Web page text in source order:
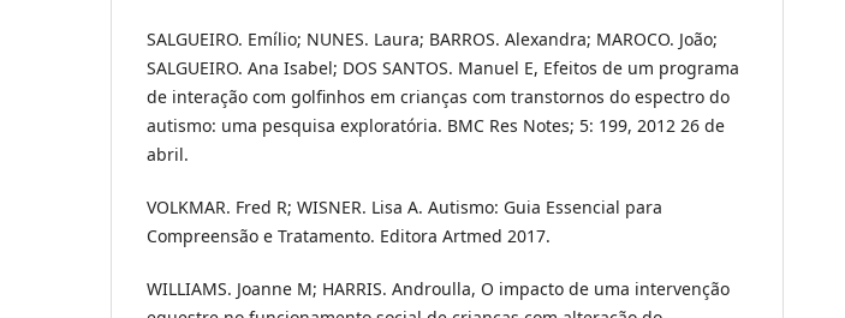
SALGUEIRO. Emílio; NUNES. Laura; BARROS. Alexandra; MAROCO. João;
SALGUEIRO. Ana Isabel; DOS SANTOS. Manuel E, Efeitos de um programa
de interação com golfinhos em crianças com transtornos do espectro do
autismo: uma pesquisa exploratória. BMC Res Notes; 5: 199, 2012 26 de
abril.
VOLKMAR. Fred R; WISNER. Lisa A. Autismo: Guia Essencial para
Compreensão e Tratamento. Editora Artmed 2017.
WILLIAMS. Joanne M; HARRIS. Androulla, O impacto de uma intervenção